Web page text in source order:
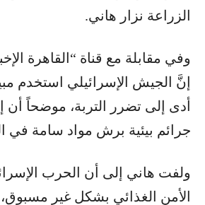
الزراعة نزار هاني.
وفي مقابلة مع قناة “القاهرة
إنَّ الجيش الإسرائيلي استخدم
أدى إلى تضرر التربة، موضحاً أن
جرائم بيئية برش مواد سامة في
ولفت هاني إلى أن الحرب
الأمن الغذائي بشكل غير